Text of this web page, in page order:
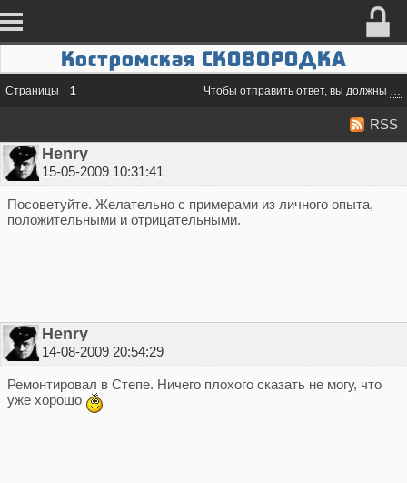
Костромская СКОВОРОДКА
Страницы 1 Чтобы отправить ответ, вы должны
RSS
Henry
15-05-2009 10:31:41
Посоветуйте. Желательно с примерами из личного опыта,
положительными и отрицательными.
Henry
14-08-2009 20:54:29
Ремонтировал в Степе. Ничего плохого сказать не могу, что
уже хорошо